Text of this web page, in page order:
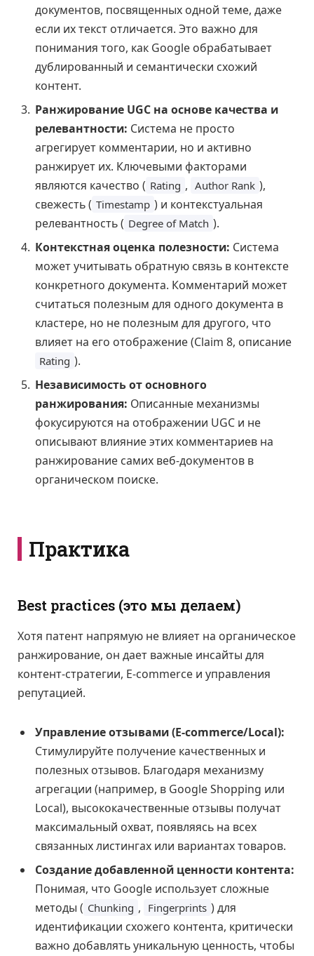
документов, посвященных одной теме, даже
если их текст отличается. Это важно для
понимания того, как Google обрабатывает
дублированный и семантически схожий
контент.
Ранжирование UGC на основе качества и
релевантности: Система не просто
агрегирует комментарии, но и активно
ранжирует их. Ключевыми факторами
являются качество ( Rating , Author Rank ),
свежесть ( Timestamp ) и контекстуальная
релевантность ( Degree of Match ).
Контекстная оценка полезности: Система
может учитывать обратную связь в контексте
конкретного документа. Комментарий может
считаться полезным для одного документа в
кластере, но не полезным для другого, что
влияет на его отображение (Claim 8, описание
Rating ).
Независимость от основного
ранжирования: Описанные механизмы
фокусируются на отображении UGC и не
описывают влияние этих комментариев на
ранжирование самих веб-документов в
органическом поиске.
Практика
Best practices (это мы делаем)
Хотя патент напрямую не влияет на органическое
ранжирование, он дает важные инсайты для
контент-стратегии, E-commerce и управления
репутацией.
Управление отзывами (E-commerce/Local):
Стимулируйте получение качественных и
полезных отзывов. Благодаря механизму
агрегации (например, в Google Shopping или
Local), высококачественные отзывы получат
максимальный охват, появляясь на всех
связанных листингах или вариантах товаров.
Создание добавленной ценности контента:
Понимая, что Google использует сложные
методы ( Chunking , Fingerprints ) для
идентификации схожего контента, критически
важно добавлять уникальную ценность, чтобы